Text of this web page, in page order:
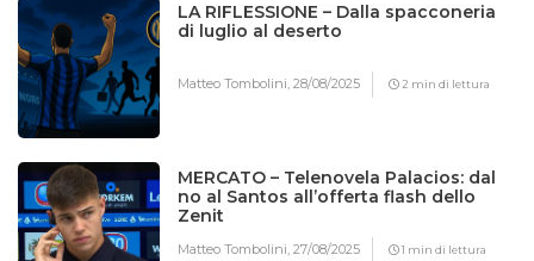
LA RIFLESSIONE – Dalla spacconeria
di luglio al deserto
Matteo Tombolini,28/08/2025 2 min di lettura
MERCATO – Telenovela Palacios: dal
no al Santos all’offerta flash dello
Zenit
Matteo Tombolini,27/08/2025 1 min di lettura